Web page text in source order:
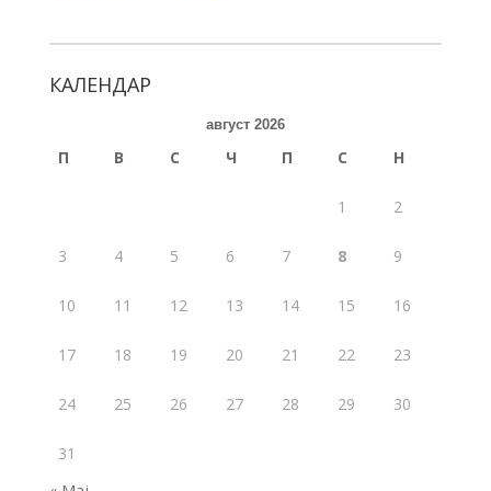
e
b
itt
er
ai ar
КАЛЕНДАР
август 2026
П В С Ч П С Н
1 2
3 4 5 6 7 8 9
10 11 12 13 14 15 16
17 18 19 20 21 22 23
24 25 26 27 28 29 30
31